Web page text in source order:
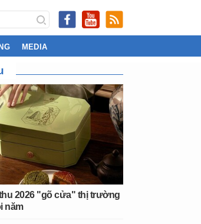
MEDIA
2026 "gõ cửa" thị trường
năm